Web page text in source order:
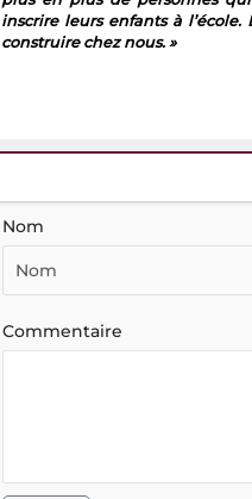
inscrire leurs enfants à
construire chez nous. »
Nom
Commentaire